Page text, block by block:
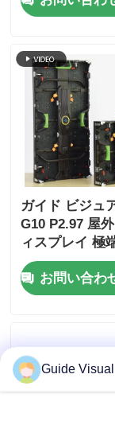
イド
ガイド ビジュ
G10 P2.97 屋
ィスプレイ 極
イベントのた
るさレンタル
ン
お問い合わ
Guide Visual